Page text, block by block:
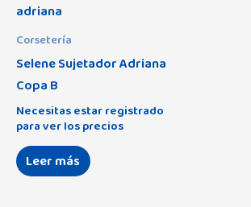
Corsetería
Selene Sujetador Adriana
Copa B
Necesitas estar registrado
para ver los precios
Leer más